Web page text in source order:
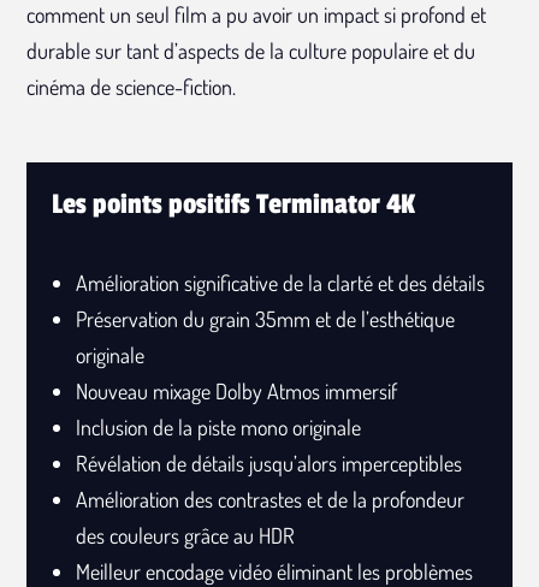
comment un seul film a pu avoir un impact si profond et
durable sur tant d’aspects de la culture populaire et du
cinéma de science-fiction.
Les points positifs Terminator 4K
Amélioration significative de la clarté et des détails
Préservation du grain 35mm et de l’esthétique
originale
Nouveau mixage Dolby Atmos immersif
Inclusion de la piste mono originale
Révélation de détails jusqu’alors imperceptibles
Amélioration des contrastes et de la profondeur
des couleurs grâce au HDR
Meilleur encodage vidéo éliminant les problèmes